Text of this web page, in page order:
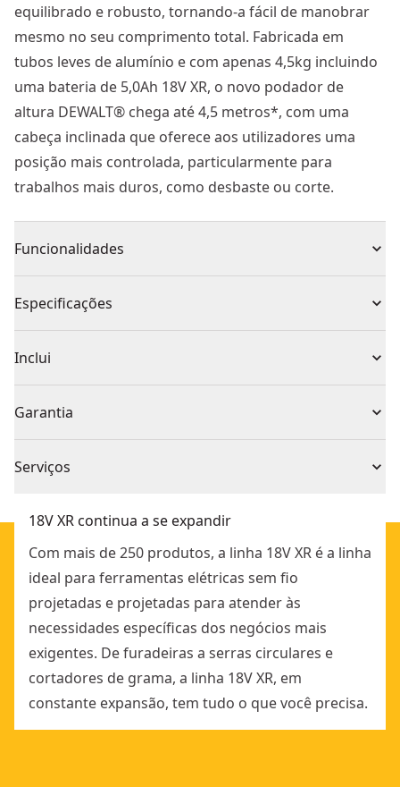
equilibrado e robusto, tornando-a fácil de manobrar
mesmo no seu comprimento total. Fabricada em
tubos leves de alumínio e com apenas 4,5kg incluindo
uma bateria de 5,0Ah 18V XR, o novo podador de
altura DEWALT® chega até 4,5 metros*, com uma
cabeça inclinada que oferece aos utilizadores uma
posição mais controlada, particularmente para
trabalhos mais duros, como desbaste ou corte.
Funcionalidades
ancoragens, tacos de plástico, ganchos ou furos para
ladrilhos ou blocos, pedra natural, azulejos ou betão
macio.
Grau de carboneto superior que maximiza a
durabilidade
Lâmina de 20cm com correia anti-ricochete e
Bateria de 18V 5Ah para maior autonomia
ramo e cortar facilmente
Especificações
Tipo de Produto Serra de poda
Voltagem 18V
Com ou Sem Fio Sem fio
Fonte de
Alimentação
Apenas
Ferramenta
Ver mais
Inclui
1 x DCB184 - Bateria 5Ah
Garantia
quando registrado
Serviços
assegurar de que todos os nossos produtos sejam
fabricados de acordo com os mais altos standards e
cumpram a todas as regulamentações relevantes.
Apoio ao cliente
18V XR continua a se expandir
Com mais de 250 produtos, a linha 18V XR é a linha
ideal para ferramentas elétricas sem fio
projetadas e projetadas para atender às
necessidades específicas dos negócios mais
exigentes. De furadeiras a serras circulares e
cortadores de grama, a linha 18V XR, em
constante expansão, tem tudo o que você precisa.